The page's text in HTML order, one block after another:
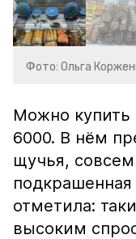
Фото: Ольга
Можно купить
6000. В нём
щучья,
отметила:
высоким